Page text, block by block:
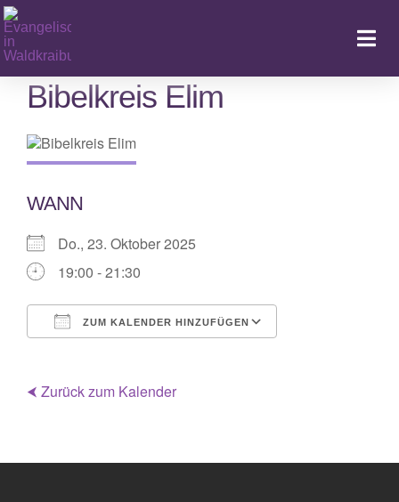
Zum
Inhalt
springen
Bibelkreis Elim
WANN
Do., 23. Oktober 2025
19:00 - 21:30
ZUM KALENDER HINZUFÜGEN
⮜ Zurück zum Kalender